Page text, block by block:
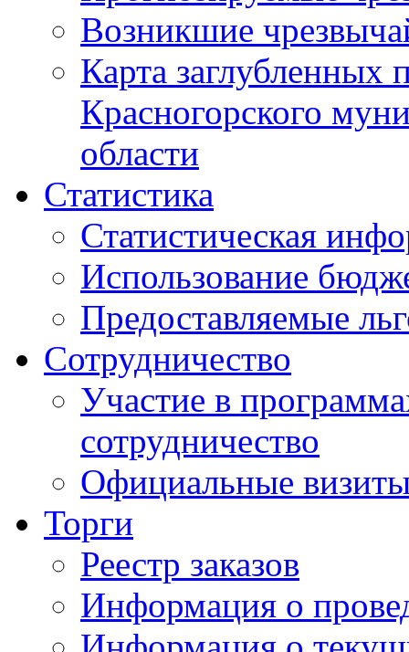
Возникшие
Карта
Красногорского
области
Статистика
Статистическая
Использование
Предоставляемые
Сотрудничество
Участие в
сотрудничество
Официальные
Торги
Реестр заказов
Информация о